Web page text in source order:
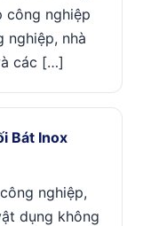
công nghiệp
nghiệp, nhà
các […]
Bát Inox
nghiệp,
dụng không